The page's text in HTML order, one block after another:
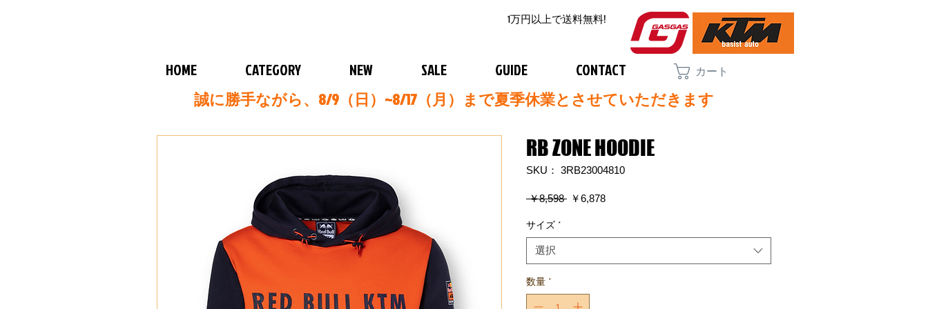
1万円以上で送料無料!
HOME CATEGORY NEW SALE GUIDE CONTACT カート
誠に勝手ながら、8/9（日）~8/17（月）まで夏季休業とさせていただきます
RB ZONE HOODIE
SKU： 3RB23004810
￥8,598 通
格
￥6,878セ
価
サイズ *
選択
数量 *